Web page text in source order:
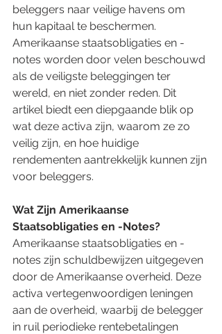
beleggers naar veilige havens om
hun kapitaal te beschermen.
Amerikaanse staatsobligaties en -
notes worden door velen beschouwd
als de veiligste beleggingen ter
wereld, en niet zonder reden. Dit
artikel biedt een diepgaande blik op
wat deze activa zijn, waarom ze zo
veilig zijn, en hoe huidige
rendementen aantrekkelijk kunnen zijn
voor beleggers.
Wat Zijn Amerikaanse
Staatsobligaties en -Notes?
Amerikaanse staatsobligaties en -
notes zijn schuldbewijzen uitgegeven
door de Amerikaanse overheid. Deze
activa vertegenwoordigen leningen
aan de overheid, waarbij de belegger
in ruil periodieke rentebetalingen